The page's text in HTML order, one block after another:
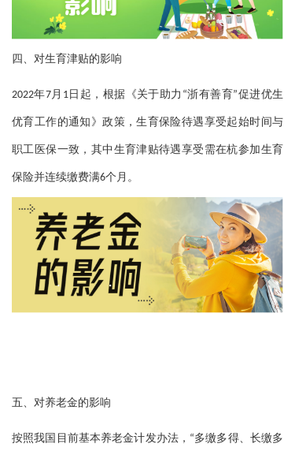
四、 对生育津贴的影响
2022年7月1日起，根据《关于助力“浙有善育”促进优生
优育工作的通知》政策，生育保险待遇享受起始时间与
职工医保一致，其中生育津贴待遇享受需在杭参加生育
保险并连续缴费满6个月 。
五、 对养老金的影响
按照我国目前基本养老金计发办法，“多缴多得、长缴多